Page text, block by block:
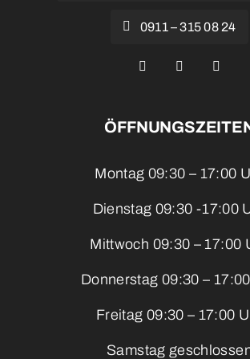
0911 – 315 08 24
Montag 09:30 – 17:00
Dienstag 09:30 -17:00
Mittwoch 09:30 – 17:00
Donnerstag 09:30 –
Freitag 09:30 – 17:00
Samstag